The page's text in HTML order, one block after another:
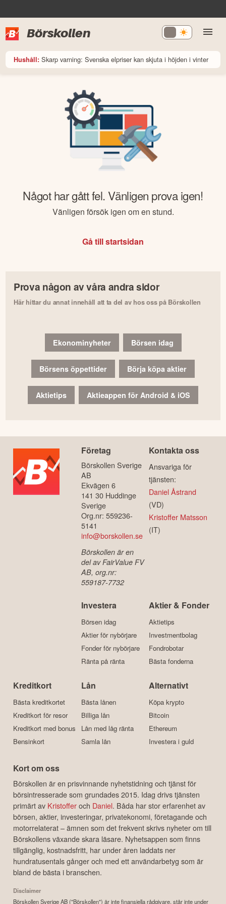
Börskollen
Hushåll: Skarp varning: Svenska elpriser kan skjuta i höjden i vinter
Något har gått fel. Vänligen prova igen!
Vänligen försök igen om en stund.
Gå till startsidan
Prova någon av våra andra sidor
Här hittar du annat innehåll att ta del av hos oss på Börskollen
Ekonominyheter Börsen idag
Börsens öppettider Börja köpa aktier
Aktietips Aktieappen för Android & iOS
Företag
Börskollen Sverige
AB
Ekvägen 6
141 30 Huddinge
Sverige
Org.nr: 559236-
5141
info@borskollen.se
Börskollen är en
del av FairValue FV
AB, org.nr:
559187-7732
Kontakta oss
Ansvariga för
tjänsten:
Daniel Åstrand
(VD)
Kristoffer Matsson
(IT)
Investera
Börsen idag
Aktier för nybörjare
Fonder för nybörjare
Ränta på ränta
Aktier & Fonder
Aktietips
Investmentbolag
Fondrobotar
Bästa fonderna
Kreditkort
Bästa kreditkortet
Kreditkort för resor
Kreditkort med bonus
Bensinkort
Lån
Bästa lånen
Billiga lån
Lån med låg ränta
Samla lån
Alternativt
Köpa krypto
Bitcoin
Ethereum
Investera i guld
Kort om oss
Börskollen är en prisvinnande nyhetstidning och tjänst för
börsintresserade som grundades 2015. Idag drivs tjänsten
primärt av Kristofferoch Daniel. Båda har stor erfarenhet av
börsen, aktier, investeringar, privatekonomi, företagande och
motorrelaterat – ämnen som det frekvent skrivs nyheter om till
Börskollens växande skara läsare. Nyhetsappen som finns
tillgänglig, kostnadsfritt, har under åren laddats ner
hundratusentals gånger och med ett användarbetyg som är
bland de bästa i branschen.
Disclaimer
Börskollen Sverige AB ("Börskollen") är inte finansiella rådgivare, står inte under